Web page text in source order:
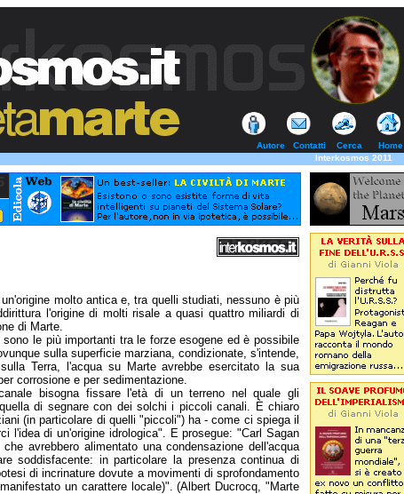
Autore Contatti Cerca
Home
Interkosmos 2011
molto antica e, tra quelli studiati, nessuno è più
l'origine di molti risale a quasi quattro miliardi di
di Marte.
le più importanti tra le forze esogene ed è possibile
sulla superficie marziana, condizionate, s'intende,
Terra, l'acqua su Marte avrebbe esercitato la sua
corrosione e per sedimentazione.
bisogna fissare l'età di un terreno nel quale gli
di segnare con dei solchi i piccoli canali. È chiaro
(in particolare di quelli "piccoli") ha - come ci spiega il
l'idea di un'origine idrologica". E prosegue: "Carl Sagan
avrebbero alimentato una condensazione dell'acqua
soddisfacente: in particolare la presenza continua di
di incrinature dovute a movimenti di sprofondamento
un carattere locale)". (Albert Ducrocq, "Marte